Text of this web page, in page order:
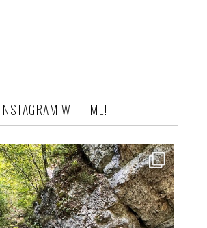
INSTAGRAM WITH ME!